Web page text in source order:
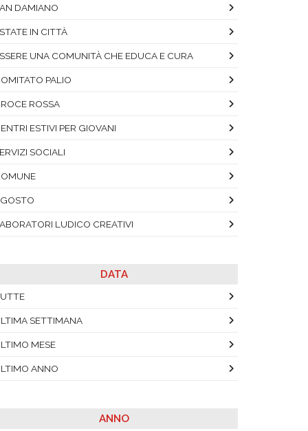
DAMIANO
IN CITTÀ
UNA COMUNITÀ CHE EDUCA E CURA
PALIO
ROSSA
ESTIVI PER GIOVANI
SOCIALI
LUDICO CREATIVI
DATA
SETTIMANA
MESE
ANNO
ANNO